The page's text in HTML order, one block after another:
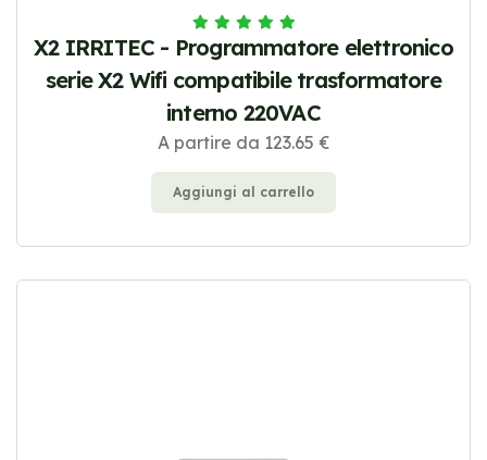
X2 IRRITEC - Programmatore elettronico
serie X2 Wifi compatibile trasformatore
interno 220VAC
A partire da 123.65 €
Aggiungi al carrello